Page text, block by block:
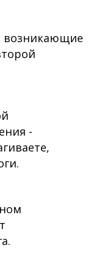
возникающие
-